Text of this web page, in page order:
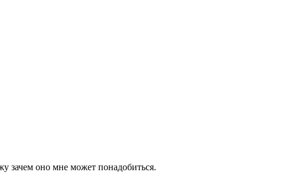
зачем оно мне может понадобиться.